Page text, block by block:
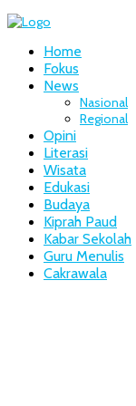
Home
Fokus
News
Nasional
Regional
Opini
Literasi
Wisata
Edukasi
Budaya
Kiprah Paud
Kabar Sekolah
Guru Menulis
Cakrawala